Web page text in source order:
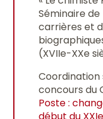
Séminaire de
carrières et
(XVIIe-XXe
Coordination
concours du
Poste :
début du